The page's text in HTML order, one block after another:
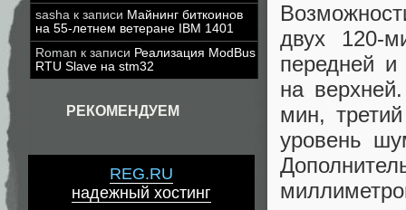
sasha к записи Майнинг биткоинов
на 55-летнем ветеране IBM 1401
Roman к записи Реализация ModBus
RTU Slave на stm32
РЕКОМЕНДУЕМ
REG.RU
надежный хостинг
двух 120-
передней
на
мин,
уровень